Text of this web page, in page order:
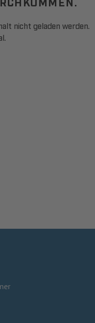
nicht geladen werden.